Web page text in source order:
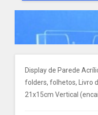
Display de Parede
folders, folhetos, Livro
21x15cm Vertical